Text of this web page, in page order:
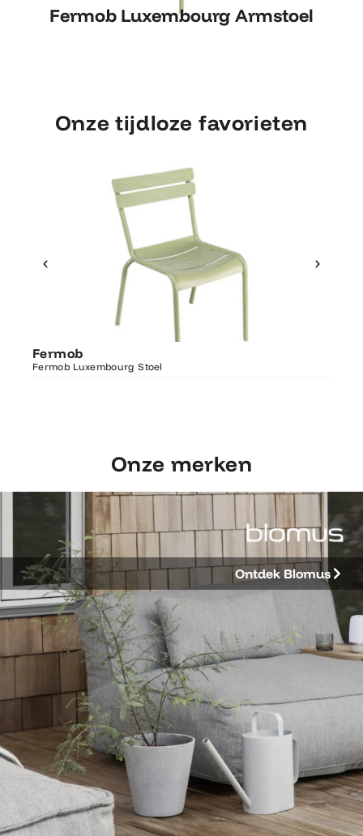
Fermob Luxembourg Armstoel
Fermob Luxembourg Armstoel
Onze tijdloze favorieten
Fermob
Fermob Luxembourg Stoel
Ontdek Fermob
Luxembourg Stoel
Onze merken
Ontdek Blomus